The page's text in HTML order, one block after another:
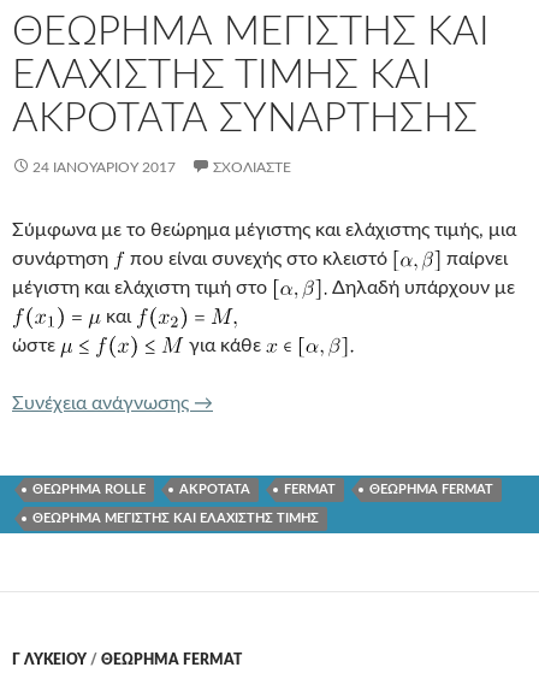
ΘΕΩΡΗΜΑ ΜΕΓΙΣΤΗΣ ΚΑΙ
ΕΛΑΧΙΣΤΗΣ ΤΙΜΗΣ ΚΑΙ
ΑΚΡΟΤΑΤΑ ΣΥΝΑΡΤΗΣΗΣ
24 ΙΑΝΟΥΑΡΊΟΥ 2017 ΣΧΟΛΙΆΣΤΕ
Σύμφωνα με το θεώρημα μέγιστης και ελάχιστης τιμής, μια
συνάρτηση
που είναι συνεχής στο κλειστό
παίρνει
μέγιστη και ελάχιστη τιμή στο
Δηλαδή υπάρχουν με
και
ώστε
για κάθε
Συνέχεια ανάγνωσης ΘΕΩΡΗΜΑ ΜΕΓΙΣΤΗΣ ΚΑΙ
→
ΘΕΩΡΗΜΑ ROLLE ΑΚΡΟΤΑΤΑ FERMAT ΘΕΩΡΗΜΑ FERMAT
ΘΕΩΡΗΜΑ ΜΕΓΙΣΤΗΣ ΚΑΙ ΕΛΑΧΙΣΤΗΣ ΤΙΜΗΣ
Γ ΛΥΚΕΊΟΥ / ΘΕΩΡΗΜΑ FERMAT